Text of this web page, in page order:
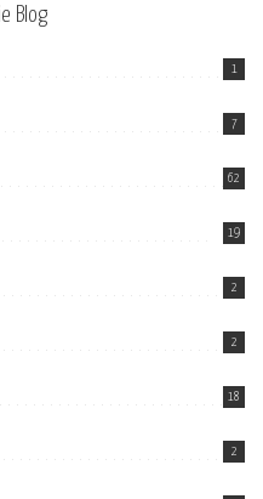
Blog
1
7
62
19
2
2
18
2